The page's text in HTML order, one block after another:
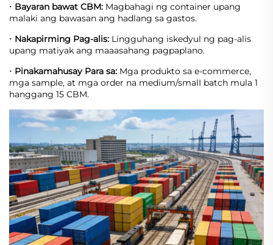
· Bayaran bawat CBM: Magbahagi ng container upang
malaki ang bawasan ang hadlang sa gastos.
· Nakapirming Pag-alis: Lingguhang iskedyul ng pag-alis
upang matiyak ang maaasahang pagpaplano.
· Pinakamahusay Para sa: Mga produkto sa e-commerce,
mga sample, at mga order na medium/smalI batch mula 1
hanggang 15 CBM.